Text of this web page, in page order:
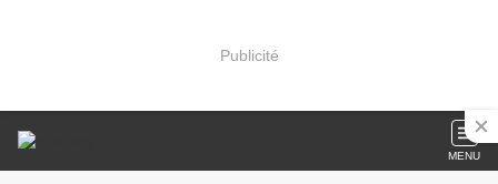
Publicité
MENU